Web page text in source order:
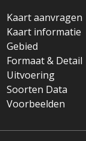
Kaart aanvragen
Kaart informatie
Gebied
Formaat & Detail
Uitvoering
Soorten Data
Voorbeelden